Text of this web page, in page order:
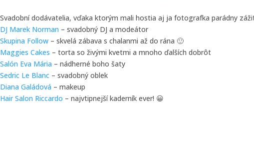
Svadobní dodávatelia, vďaka ktorým mali hostia aj ja fotografka parádny
DJ Marek Norman – svadobný DJ a modeátor
Skupina Follow – skvelá zábava s chalanmi až do rána 🙂
Maggies Cakes – torta so živými kvetmi a mnoho ďalších dobrôt
Salón Eva Mária – nádherné boho šaty
Sedric Le Blanc – svadobný oblek
Diana Galádová – makeup
Hair Salon Riccardo – najvtipnejší kaderník ever! 😀